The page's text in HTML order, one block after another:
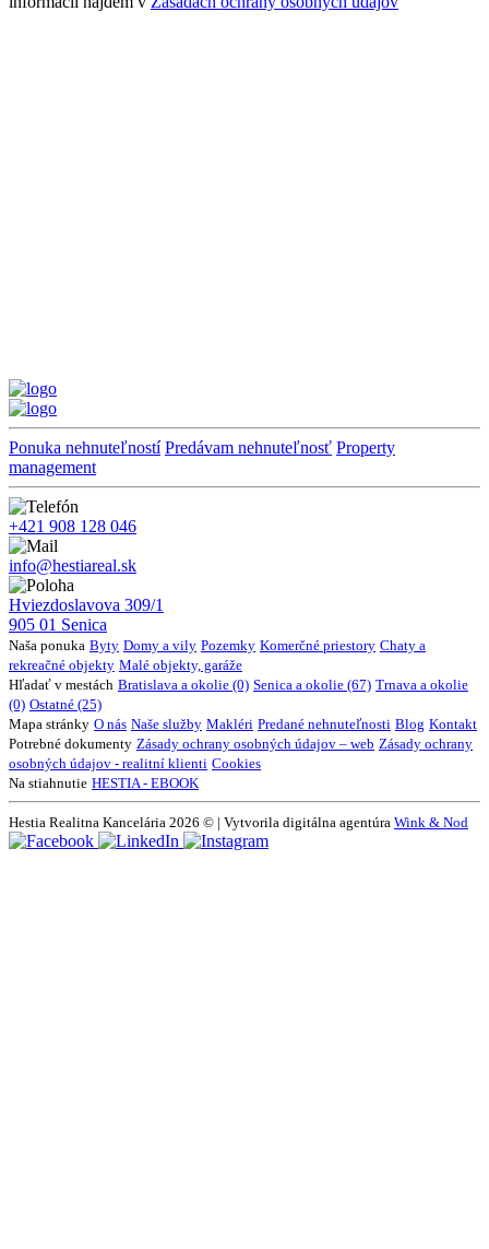
Ponuka nehnuteľností Predávam nehnuteľnosť Property
management
+421 908 128 046
info@hestiareal.sk
Hviezdoslavova 309/1
905 01 Senica
Naša ponuka Byty Domy a vily Pozemky Komerčné priestory Chaty a
rekreačné objekty Malé objekty, garáže
Hľadať v mestách Bratislava a okolie (0) Senica a okolie (67) Trnava a okolie
(0) Ostatné (25)
Mapa stránky O nás Naše služby Makléri Predané nehnuteľnosti Blog Kontakt
Potrebné dokumenty Zásady ochrany osobných údajov – web Zásady ochrany
osobných údajov - realitní klienti Cookies
Na stiahnutie HESTIA - EBOOK
Hestia Realitna Kancelária 2026 © | Vytvorila digitálna agentúra Wink & Nod